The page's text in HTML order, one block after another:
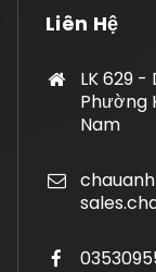
Liên Hệ
LK 629 -
Phường
Nam